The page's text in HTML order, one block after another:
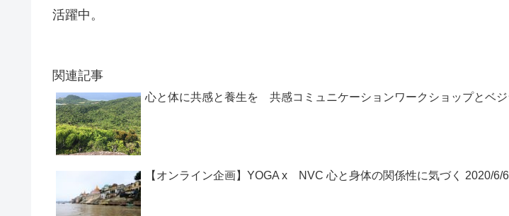
活躍中。
関連記事
心と体に共感と養生を 共感コミュニケーションワークショップとベ
【オンライン企画】YOGA x NVC 心と身体の関係性に気づく 2020/6/6